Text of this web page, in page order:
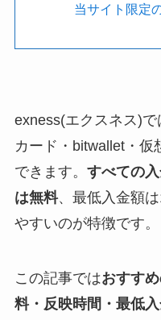
当サイト限定
exness(エクスネス)
カード・bitwallet・仮
できます。 すべての
は無料、最低入金額
やすいのが特徴です。
この記事ではおすす
料・反映時間・最低